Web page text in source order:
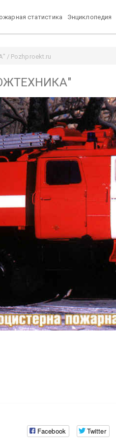
статистика Энциклопедия
/ Pozhproekt.ru
Facebook Twitter